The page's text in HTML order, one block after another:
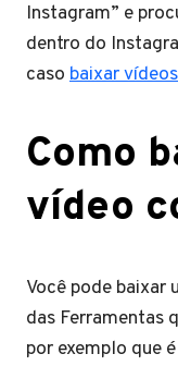
Instagram” e
dentro do
caso baixar
Como
vídeo
Você pode baixar
das Ferramentas
por exemplo que